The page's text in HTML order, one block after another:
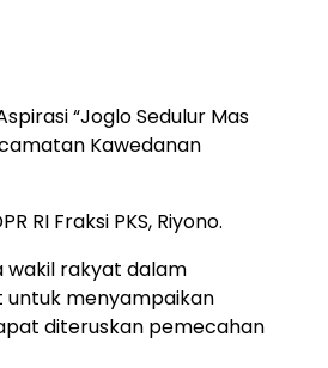
“Joglo Sedulur Mas
Kawedanan
RI Fraksi PKS, Riyono.
wakil rakyat dalam
menyampaikan
diteruskan pemecahan